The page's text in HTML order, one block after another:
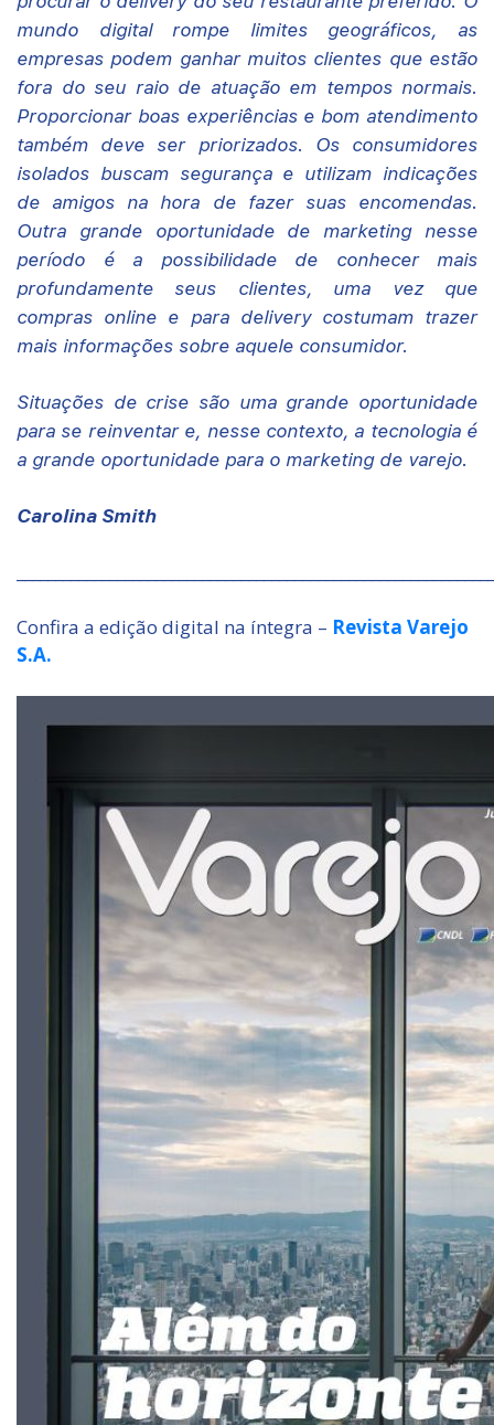
mundo digital rompe limites geográficos, as
empresas podem ganhar muitos clientes que estão
fora do seu raio de atuação em tempos normais.
Proporcionar boas experiências e bom atendimento
também deve ser priorizados. Os consumidores
isolados buscam segurança e utilizam indicações
de amigos na hora de fazer suas encomendas.
Outra grande oportunidade de marketing nesse
período é a possibilidade de conhecer mais
profundamente seus clientes, uma vez que
compras online e para delivery costumam trazer
mais informações sobre aquele consumidor.
Situações de crise são uma grande oportunidade
para se reinventar e, nesse contexto, a tecnologia é
a grande oportunidade para o marketing de varejo.
Carolina Smith
Confira a edição digital na íntegra – Revista Varejo
S.A.